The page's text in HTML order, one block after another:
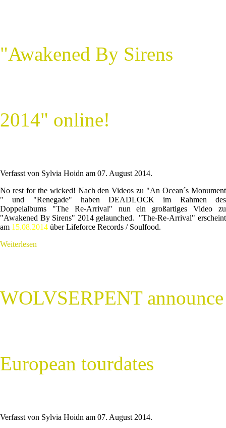
"Awakened By Sirens
2014" online!
Verfasst von Sylvia Hoidn am 07. August 2014.
No rest for the wicked! Nach den Videos zu "An Ocean´s Monument
" und "Renegade" haben DEADLOCK im Rahmen des
Doppelalbums "The Re-Arrival" nun ein großartiges Video zu
"Awakened By Sirens" 2014 gelaunched. "The-Re-Arrival" erscheint
am 15.08.2014 über Lifeforce Records / Soulfood.
Weiterlesen
WOLVSERPENT announce
European tourdates
Verfasst von Sylvia Hoidn am 07. August 2014.